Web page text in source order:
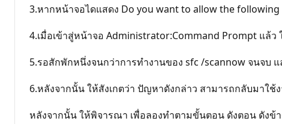
3.หากหน้าจอไดแสดง Do you want to allow the
4.เมื่อเข้าสู่หน้าจอ Administrator:Command Prompt แล้
5.รอสักพักหนึ่งจนกว่าการทำงานของ sfc /scannow จนจบ
6.หลังจากนั้น ให้สังเกตว่า ปัญหาดังกล่าว สามารถกลับมาใช้
หลังจากนั้น ให้พิจารณา เพื่อลองทำตามขั้นตอน ดังตอน ดัง